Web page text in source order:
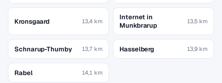
Kronsgaard 13,4 km
Internet in
Munkbrarup
13,5 km
Schnarup-Thumby 13,7 km Hasselberg 13,9 km
Rabel 14,1 km